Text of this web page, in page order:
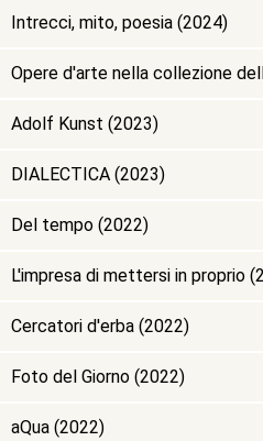
Intrecci, mito, poesia (2024)
Opere d'arte nella collezione
Adolf Kunst (2023)
DIALECTICA (2023)
Del tempo (2022)
L'impresa di mettersi in proprio
Cercatori d'erba (2022)
Foto del Giorno (2022)
aQua (2022)